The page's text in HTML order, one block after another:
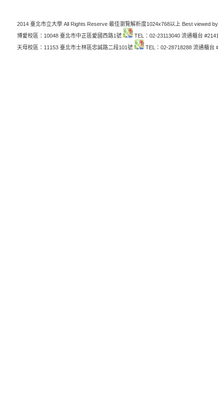
2014 臺北市立大學 All Rights Reserve 最佳瀏覽解析度1024x768以上 Best viewed
博愛校區：10048 臺北市中正區愛國西路1號
TEL：02-23113040 流通櫃台
天母校區：11153 臺北市士林區忠誠路二段101號
TEL：02-28718288 流通櫃台